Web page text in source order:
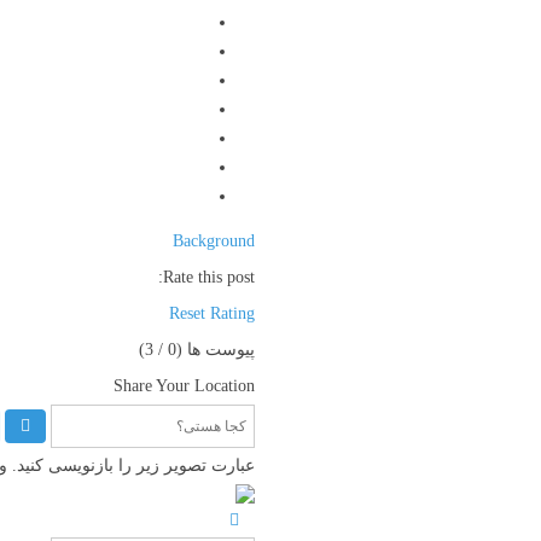
Background
Rate this post:
Reset Rating
پیوست ها (0
/ 3)
Share Your Location
عبارت تصویر زیر را بازنویسی